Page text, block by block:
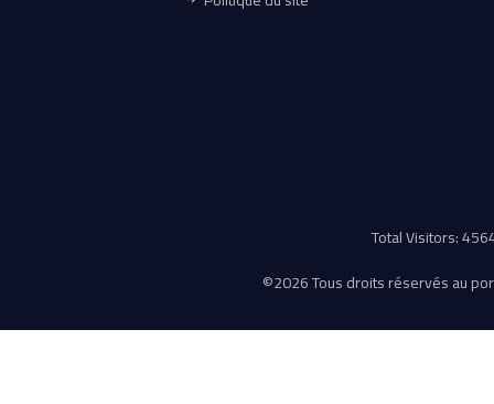
Total Visitors:
©2026 Tous droits réservés au